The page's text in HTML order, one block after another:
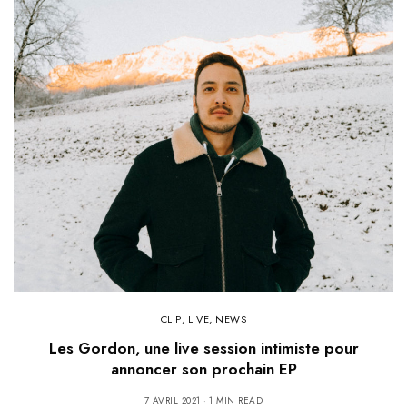
CLIP, LIVE, NEWS
Les Gordon, une live session intimiste pour
annoncer son prochain EP
7 AVRIL 2021 1 MIN READ